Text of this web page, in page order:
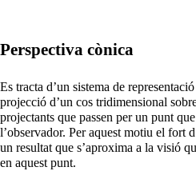
Perspectiva cònica
Es tracta d’un sistema de
projecció d’un cos tridimensional
projectants que passen per un punt
l’observador. Per aquest motiu el fort
un resultat que s’aproxima a la visió
en aquest punt.